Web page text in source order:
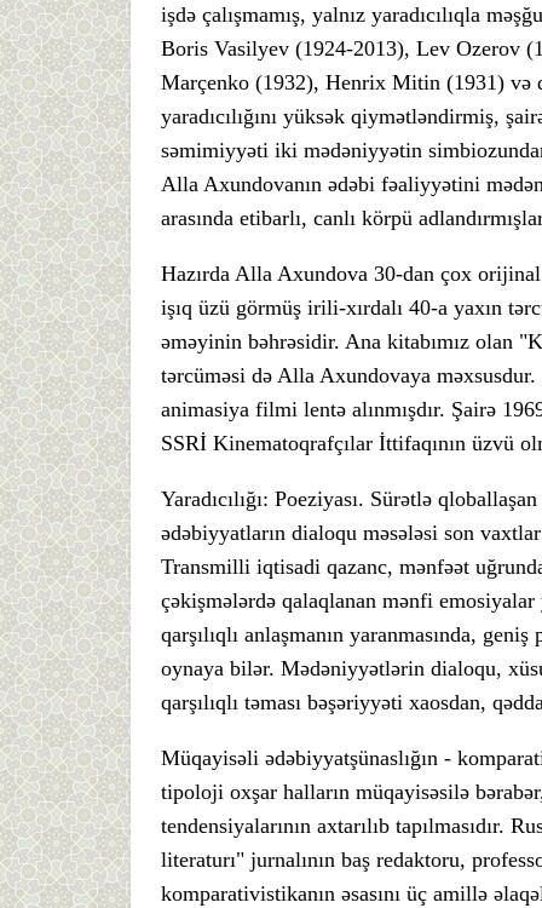
işdə çalışmamış, yalnız yaradıcılıqla
Boris Vasilyev (1924-2013), Lev Ozerov
Marçenko (1932), Henrix Mitin (1931) və
yaradıcılığını yüksək qiymətləndirmiş,
səmimiyyəti iki mədəniyyətin
Alla Axundovanın ədəbi fəaliyyətini
arasında etibarlı, canlı körpü
Hazırda Alla Axundova 30-dan çox
işıq üzü görmüş irili-xırdalı 40-a yaxın
əməyinin bəhrəsidir. Ana kitabımız olan
tərcüməsi də Alla Axundovaya
animasiya filmi lentə alınmışdır. Şairə
SSRİ Kinematoqrafçılar İttifaqının üzvü
Yaradıcılığı: Poeziyası. Sürətlə
ədəbiyyatların dialoqu məsələsi son
Transmilli iqtisadi qazanc, mənfəət
çəkişmələrdə qalaqlanan mənfi emosiyalar
qarşılıqlı anlaşmanın yaranmasında,
oynaya bilər. Mədəniyyətlərin dialoqu,
qarşılıqlı təması bəşəriyyəti xaosdan,
Müqayisəli ədəbiyyatşünaslığın -
tipoloji oxşar halların müqayisəsilə
tendensiyalarının axtarılıb tapılmasıdır.
literaturı" jurnalının baş redaktoru,
komparativistikanın əsasını üç amillə